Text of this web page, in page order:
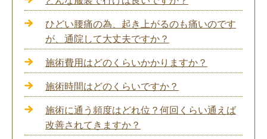
ひどい腰痛の為、起き上がるのも痛いのです
が、通院して大丈夫ですか？
施術費用はどのくらいかかりますか？
施術時間はどのくらいですか？
施術に通う頻度はどれ位？何回くらい通えば
改善されてきますか？